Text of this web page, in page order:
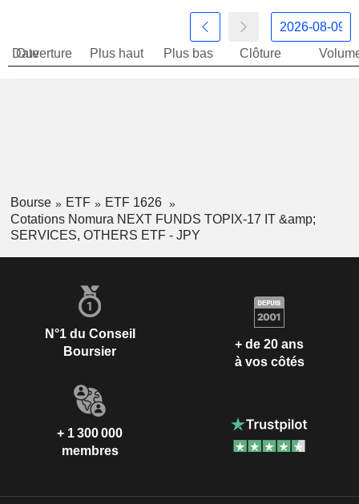
Date
Ouverture Plus haut Plus bas Clôture
Bourse ETF
ETF 1626
Cotations Nomura NEXT FUNDS TOPIX-17 IT &amp;
SERVICES, OTHERS ETF - JPY
N°1 du Conseil
Boursier
+ de 20 ans
à vos côtés
+ 1 300 000
membres